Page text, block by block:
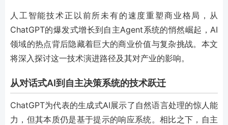
人工智能技术正以前所未有的速度重塑商业格局，从
ChatGPT的爆发式增长到自主Agent系统的悄然崛起，AI
领域的热点背后隐藏着巨大的商业价值与复杂挑战。本文
将深入探讨这一技术演进路径及其对产业的影响。
从对话式AI到自主决策系统的技术跃迁
ChatGPT为代表的生成式AI展示了自然语言处理的惊人能
力，但其本质仍是基于提示的响应系统。相比之下，自主